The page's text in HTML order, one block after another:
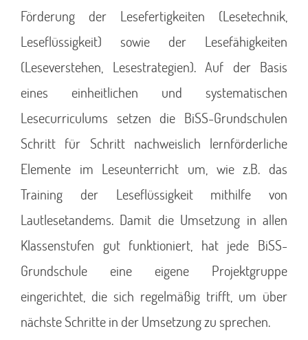
Förderung der Lesefertigkeiten (Lesetechnik,
Leseflüssigkeit) sowie der Lesefähigkeiten
(Leseverstehen, Lesestrategien). Auf der Basis
eines einheitlichen und systematischen
Lesecurriculums setzen die BiSS-Grundschulen
Schritt für Schritt nachweislich lernförderliche
Elemente im Leseunterricht um, wie z.B. das
Training der Leseflüssigkeit mithilfe von
Lautlesetandems. Damit die Umsetzung in allen
Klassenstufen gut funktioniert, hat jede BiSS-
Grundschule eine eigene Projektgruppe
eingerichtet, die sich regelmäßig trifft, um über
nächste Schritte in der Umsetzung zu sprechen.